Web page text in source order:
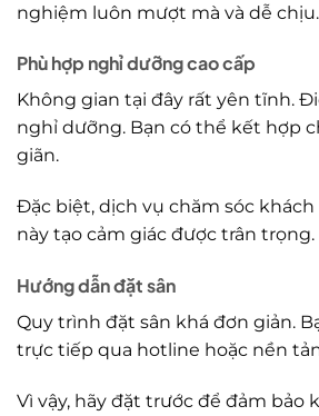
nghiệm luôn mượt mà và dễ chịu.
Phù hợp nghỉ dưỡng cao cấp
Không gian tại đây rất yên tĩnh.
nghỉ dưỡng. Bạn có thể kết hợp
giãn.
Đặc biệt, dịch vụ chăm sóc
này tạo cảm giác được trân trọng.
Hướng dẫn đặt sân
Quy trình đặt sân khá đơn giản.
trực tiếp qua hotline hoặc nền
Vì vậy, hãy đặt trước để đảm bảo